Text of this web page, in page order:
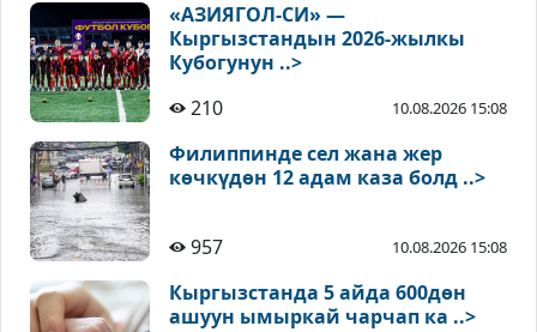
«АЗИЯГОЛ-СИ» —
Кыргызстандын 2026-жылкы
Кубогунун ..>
210
10.08.2026 15:08
Филиппинде сел жана жер
көчкүдөн 12 адам каза болд ..>
957 10.08.2026 15:08
Кыргызстанда 5 айда 600дөн
ашуун ымыркай чарчап ка ..>